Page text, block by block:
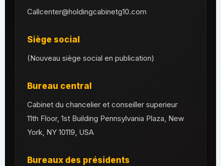
Callcenter@holdingcabinetg10.com
Siège social
(Nouveau siège social en publication)
Bureau central
Cabinet du chancelier et conseiller superieur
11th Floor, 1st Building Pennsylvania Plaza, New
York, NY 10119, USA
Bureaux des présidents